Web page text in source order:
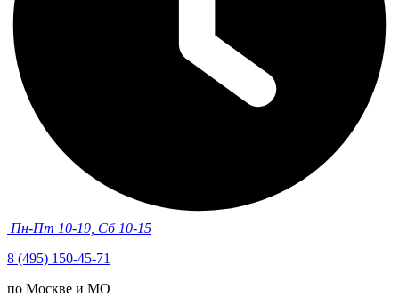
Пн-Пт 10-19, Сб 10-15
8 (495) 150-45-71
по Москве и МО